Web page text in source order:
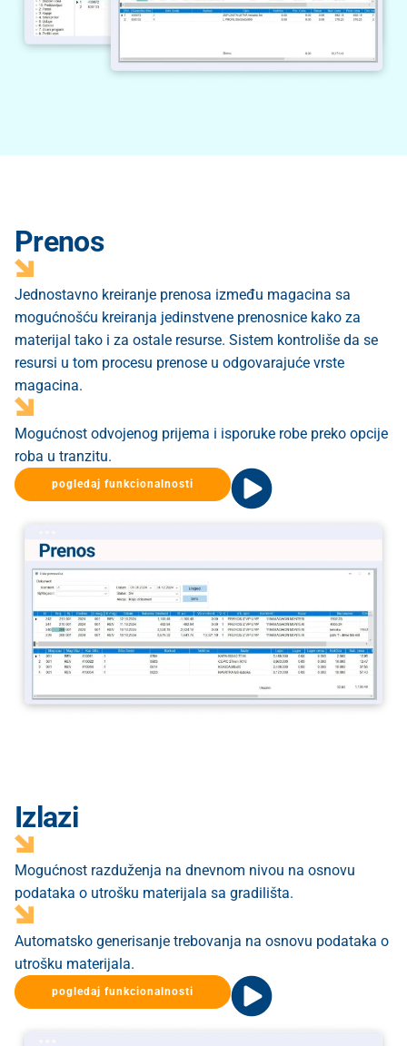
Prenos
Jednostavno kreiranje prenosa između magacina sa
mogućnošću kreiranja jedinstvene prenosnice kako za
materijal tako i za ostale resurse. Sistem kontroliše da se
resursi u tom procesu prenose u odgovarajuće vrste
magacina.
Mogućnost odvojenog prijema i isporuke robe preko opcije
roba u tranzitu.
pogledaj funkcionalnosti
Izlazi
Mogućnost razduženja na dnevnom nivou na osnovu
podataka o utrošku materijala sa gradilišta.
Automatsko generisanje trebovanja na osnovu podataka o
utrošku materijala.
pogledaj funkcionalnosti